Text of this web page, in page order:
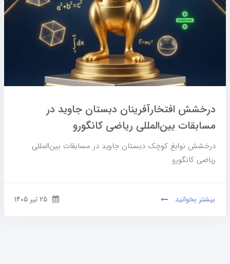
درخشش افتخارآفرینان دبستان جاوید در
مسابقات بین‌المللی ریاضی کانگورو
درخشش نوابغ کوچک دبستان جاوید در مسابقات بین‌المللی
ریاضی کانگورو
بیشتر بخوانید 25 تير 1405